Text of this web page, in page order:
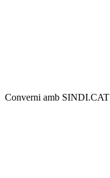
Converni amb SINDI.CAT